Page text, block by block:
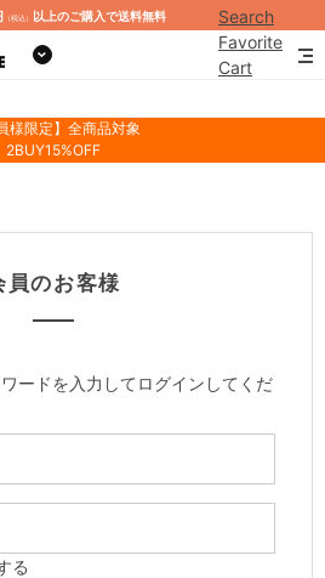
（税込） 以上のご購入で送料無料
Search
Favorite
Cart
様限定】全商品対象
2BUY15%OFF
員のお客様
ードを入力してログインしてくだ
る